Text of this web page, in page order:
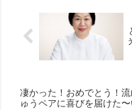
凄かった！おめでとう！
ゅうペアに喜びを届けた〜